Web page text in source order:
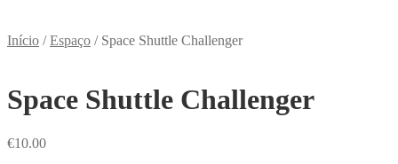
Início /Espaço / Space Shuttle Challenger
Space Shuttle Challenger
€10.00